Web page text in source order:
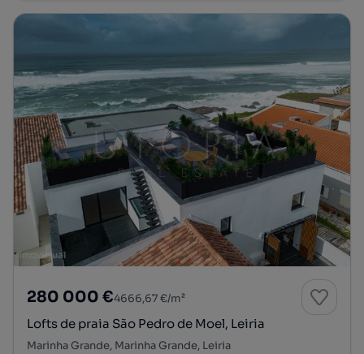
280 000 €4666,67 €/m²
Lofts de praia São Pedro de Moel, Leiria
Marinha Grande, Marinha Grande, Leiria